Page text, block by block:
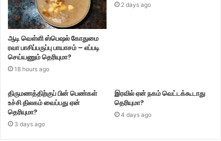
ஆடி வெள்ளி ஸ்பெஷல் கோதுமை
ரவா பாசிப்பருப்பு பாயாசம் – எப்படி
செய்யணும் தெரியுமா?
18 hours ago
2 days ago
திருமணத்திற்குப் பின் பெண்கள்
உச்சி திலகம் வைப்பது ஏன்
தெரியுமா?
3 days ago
இரவில் ஏன் நகம் வெட்டக்கூடாது
தெரியுமா?
4 days ago